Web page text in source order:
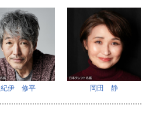
紀伊 修平 岡田 静